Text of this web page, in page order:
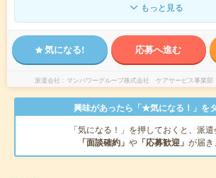
もっと見る
気になる! 応募へ進む
派遣会社 マンパワーグループ株式会社 ケアサービス事業部
興味があったら「★気になる！」を
「気になる！」を押しておくと、派
「面談確約」 や 「応募歓迎」 が届き